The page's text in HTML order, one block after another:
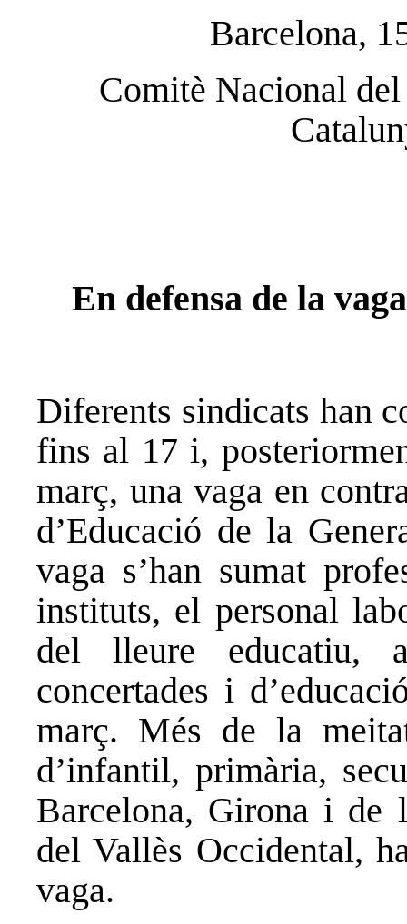
Barcelona,
Comitè Nacional
En defensa de la
Diferents sindicats han
fins al 17 i,
març, una vaga en
d’Educació de la
vaga s’han sumat
instituts, el personal
del lleure educatiu,
concertades i
març. Més de la
d’infantil, primària,
Barcelona, Girona i de
del Vallès Occidental,
vaga.